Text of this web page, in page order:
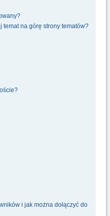
temat na górę strony tematów?
i jak można dołączyć do